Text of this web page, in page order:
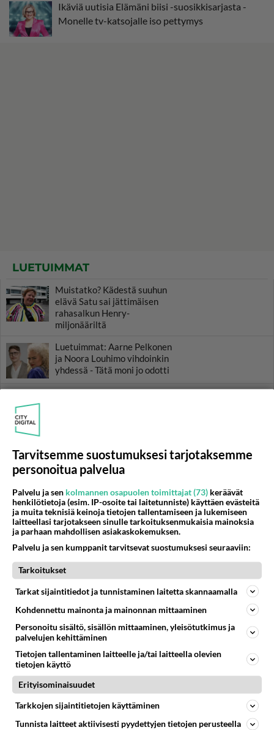
Ikäviä uutisia Elämäni biisi -suosikkisarjasta -
Monelle tv-katsojalle iso pettymys
LUETUIMMAT
Muistatko? Kädestä suuhun
elävä Satu sai jättimäisen
rahasalkun Henry-
miljonääriltä
Luetuimmat: Aarne Pelkonen
ja Noora Louhimo vihdoinkin
yhdessä - Tätä moni jo odotti
Tämä helppo arkiruoka ei jää
syömättä!
Ikäviä uutisia Elämäni biisi -
suosikkisarjasta - Monelle tv-
katsojalle iso pettymys
Tarvitsemme suostumuksesi tarjotaksemme
personoitua palvelua
Palvelu ja sen kolmannen osapuolen toimittajat (73) keräävät
henkilötietoja (esim. IP-osoite tai laitetunniste) käyttäen evästeitä
ja muita teknisiä keinoja tietojen tallentamiseen ja lukemiseen
laitteellasi tarjotakseen sinulle tarkoituksenmukaisia mainoksia
ja parhaan mahdollisen asiakaskokemuksen.
Palvelu ja sen kumppanit tarvitsevat suostumuksesi seuraaviin:
Tarkoitukset
Tarkat sijaintitiedot ja tunnistaminen laitetta skannaamalla
Kohdennettu mainonta ja mainonnan mittaaminen
Personoitu sisältö, sisällön mittaaminen, yleisötutkimus ja
palvelujen kehittäminen
Tietojen tallentaminen laitteelle ja/tai laitteella olevien
tietojen käyttö
Erityisominaisuudet
Tarkkojen sijaintitietojen käyttäminen
Tunnista laitteet aktiivisesti pyydettyjen tietojen perusteella